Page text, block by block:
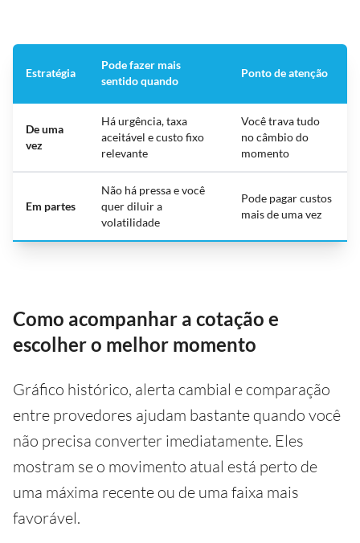
Estratégia
Pode fazer mais
sentido quando
Ponto de atenção
De uma
vez
Há urgência, taxa
aceitável e custo fixo
relevante
Você trava tudo
no câmbio do
momento
Em partes
Não há pressa e você
quer diluir a
volatilidade
Pode pagar custos
mais de uma vez
Como acompanhar a cotação e
escolher o melhor momento
Gráfico histórico, alerta cambial e comparação
entre provedores ajudam bastante quando você
não precisa converter imediatamente. Eles
mostram se o movimento atual está perto de
uma máxima recente ou de uma faixa mais
favorável.